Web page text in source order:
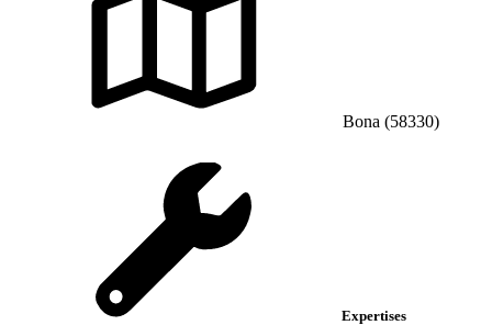
Bona (58330)
Expertises